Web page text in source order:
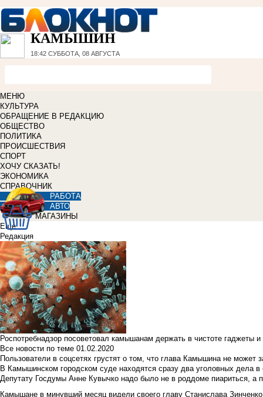
КАМЫШИН
18:42 СУББОТА, 08 АВГУСТА
МЕНЮ
КУЛЬТУРА
ОБРАЩЕНИЕ В РЕДАКЦИЮ
ОБЩЕСТВО
ПОЛИТИКА
ПРОИСШЕСТВИЯ
СПОРТ
ХОЧУ СКАЗАТЬ!
ЭКОНОМИКА
СПРАВОЧНИК
РАБОТА
АВТО
МАГАЗИНЫ
Еще
Редакция
Роспотребнадзор посоветовал камышанам держать в чистоте гаджеты
Все новости по теме 01.02.2020
Пользователи в соцсетях грустят о том, что глава Камышина не может
В Камышинском городском суде находятся сразу два уголовных дела
Депутату Госдумы Анне Кувычко надо было не в роддоме пиариться, а
Камышане в минувший месяц видели своего главу Станислава Зинченко